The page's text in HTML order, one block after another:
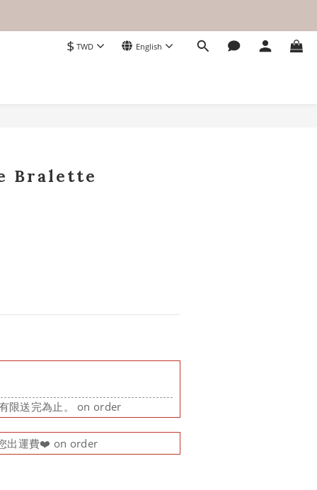
$ TWD English
Bralette
限送完為止。 on order
出運費❤️ on order